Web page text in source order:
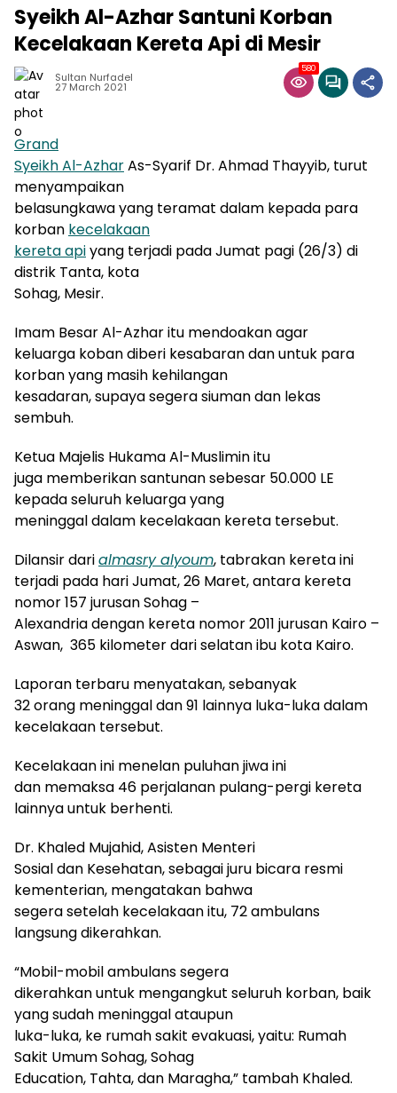
Syeikh Al-Azhar Santuni Korban
Kecelakaan Kereta Api di Mesir
Sultan Nurfadel
27 March 2021
580
Grand
Syeikh Al-AzharAs-Syarif Dr. Ahmad Thayyib, turut
menyampaikan
belasungkawa yang teramat dalam kepada para
korban kecelakaan
kereta apiyang terjadi pada Jumat pagi (26/3) di
distrik Tanta, kota
Sohag, Mesir.
Imam Besar Al-Azhar itu mendoakan agar
keluarga koban diberi kesabaran dan untuk para
korban yang masih kehilangan
kesadaran, supaya segera siuman dan lekas
sembuh.
Ketua Majelis Hukama Al-Muslimin itu
juga memberikan santunan sebesar 50.000 LE
kepada seluruh keluarga yang
meninggal dalam kecelakaan kereta tersebut.
Dilansir darialmasry alyoum, tabrakan kereta ini
terjadi pada hari Jumat, 26 Maret, antara kereta
nomor 157 jurusan Sohag –
Alexandria dengan kereta nomor 2011 jurusan Kairo –
Aswan, 365 kilometer dari selatan ibu kota Kairo.
Laporan terbaru menyatakan, sebanyak
32 orang meninggal dan 91 lainnya luka-luka dalam
kecelakaan tersebut.
Kecelakaan ini menelan puluhan jiwa ini
dan memaksa 46 perjalanan pulang-pergi kereta
lainnya untuk berhenti.
Dr. Khaled Mujahid, Asisten Menteri
Sosial dan Kesehatan, sebagai juru bicara resmi
kementerian, mengatakan bahwa
segera setelah kecelakaan itu, 72 ambulans
langsung dikerahkan.
“Mobil-mobil ambulans segera
dikerahkan untuk mengangkut seluruh korban, baik
yang sudah meninggal ataupun
luka-luka, ke rumah sakit evakuasi, yaitu: Rumah
Sakit Umum Sohag, Sohag
Education, Tahta, dan Maragha,” tambah Khaled.